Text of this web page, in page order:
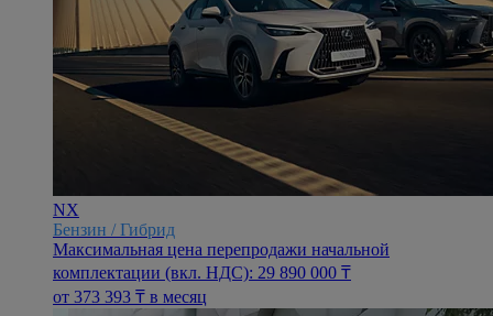
NX
Бензин / Гибрид
Максимальная цена перепродажи начальной
комплектации (вкл. НДС): 29 890 000 ₸
oт 373 393 ₸ в месяц